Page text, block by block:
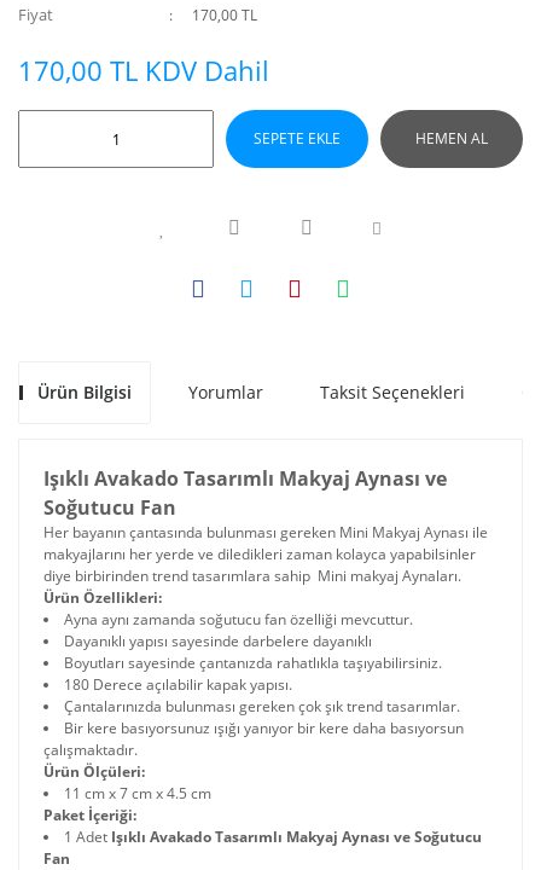
Fiyat 170,00 TL
170,00 TL KDV Dahil
SEPETE EKLE HEMEN AL
Ürün Bilgisi Yorumlar Taksit Seçenekleri
Işıklı Avakado Tasarımlı Makyaj Aynası ve
Soğutucu Fan
Her bayanın çantasında bulunması gereken Mini Makyaj Aynası ile
makyajlarını her yerde ve diledikleri zaman kolayca yapabilsinler
diye birbirinden trend tasarımlara sahip Mini makyaj Aynaları.
Ürün Özellikleri:
Ayna aynı zamanda soğutucu fan özelliği mevcuttur.
Dayanıklı yapısı sayesinde darbelere dayanıklı
Boyutları sayesinde çantanızda rahatlıkla taşıyabilirsiniz.
180 Derece açılabilir kapak yapısı.
Çantalarınızda bulunması gereken çok şık trend tasarımlar.
Bir kere basıyorsunuz ışığı yanıyor bir kere daha basıyorsun
çalışmaktadır.
Ürün Ölçüleri:
11 cm x 7 cm x 4.5 cm
Paket İçeriği:
1 Adet Işıklı Avakado Tasarımlı Makyaj Aynası ve Soğutucu
Fan